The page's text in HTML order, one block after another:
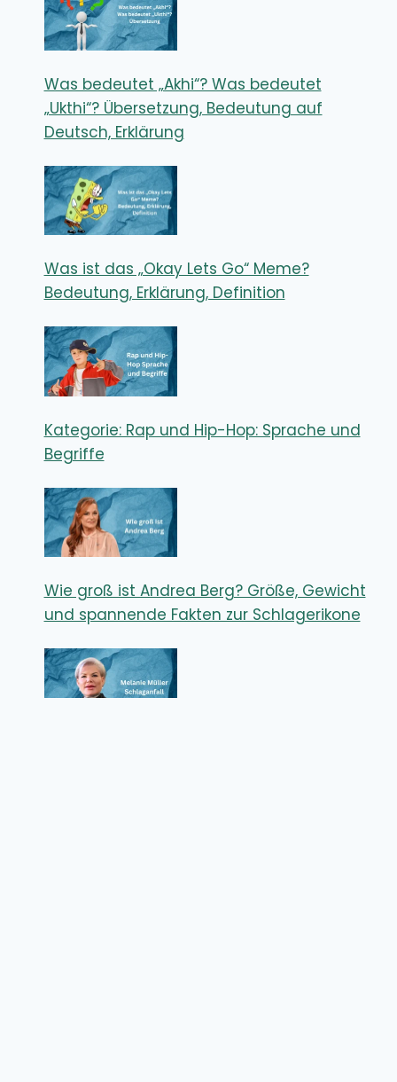
Was bedeutet „Akhi“? Was bedeutet
„Ukthi“? Übersetzung, Bedeutung auf
Deutsch, Erklärung
Was ist das „Okay Lets Go“ Meme?
Bedeutung, Erklärung, Definition
Kategorie: Rap und Hip-Hop: Sprache und
Begriffe
Wie groß ist Andrea Berg? Größe, Gewicht
und spannende Fakten zur Schlagerikone